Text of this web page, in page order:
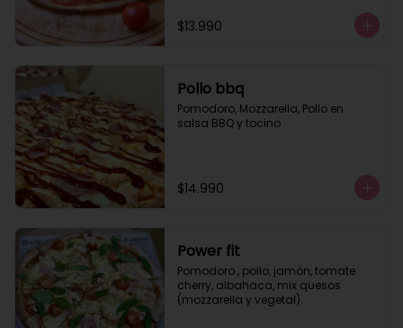
$13.990
Pollo bbq
Pomodoro, Mozzarella, Pollo en
salsa BBQ y tocino
$14.990
Power fit
Pomodoro , pollo, jamón, tomate
cherry, albahaca, mix quesos
(mozzarella y vegetal).